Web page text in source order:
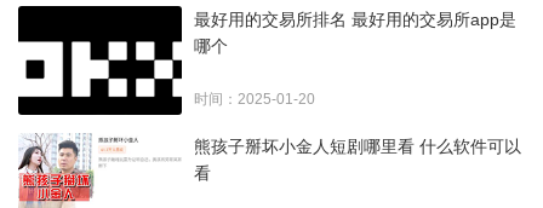
最好用的交易所排名 最好用的交易所app是
哪个
时间：2025-01-20
熊孩子掰坏小金人短剧哪里看 什么软件可以
看